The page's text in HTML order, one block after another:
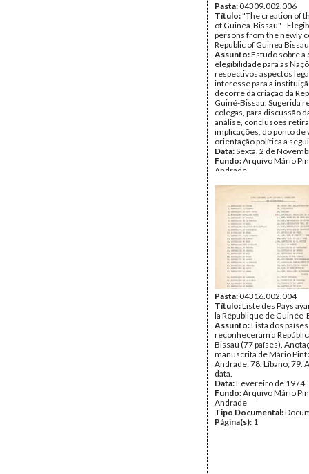
Pasta:04309.002.006
Título:"The creation of
of Guinea-Bissau" -
persons from the newly
Republic of Guinea Bissau
Assunto:Estudo sobre a
elegibilidade para as
respectivos aspectos
interesse para a
decorre da criação da
Guiné-Bissau. Sugerida
colegas, para discussão
análise, conclusões
implicações, do ponto de
orientação política a
Data:Sexta, 2 de
Fundo:Arquivo Mário
Andrade
Pasta:04316.002.004
Título:Liste des Pays
la République de Guinée-
Assunto:Lista dos
reconheceram a
Bissau (77 países).
manuscrita de Mário
Andrade: 78. Líbano; 79.
data.
Data:Fevereiro de 1974
Fundo:Arquivo Mário
Andrade
Tipo Documental:
Página(s): 1